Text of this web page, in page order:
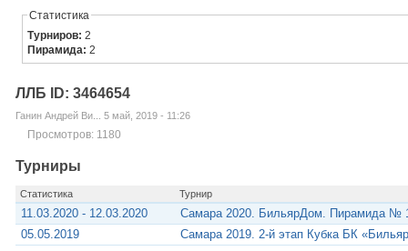
Статистика
Турниров:2
Пирамида:2
ЛЛБ ID: 3464654
Ганин Андрей Ви... 5 май, 2019 - 11:26
Просмотров: 1180
Турниры
Статистика Турнир
11.03.2020 - 12.03.2020
Самара 2020. БильярДом. Пирамида №
05.05.2019
Самара 2019. 2-й этап Кубка БК